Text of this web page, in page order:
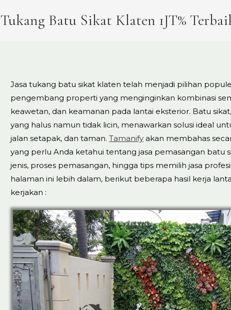
Tukang Batu Sikat Klaten 1JT%
Jasa tukang batu sikat klaten telah menjadi pilihan
pengembang properti yang menginginkan kombinasi
keawetan, dan keamanan pada lantai eksterior. Batu
yang halus namun tidak licin, menawarkan solusi ideal
jalan setapak, dan taman. Tamanify akan membahas
yang perlu Anda ketahui tentang jasa pemasangan batu
jenis, proses pemasangan, hingga tips memilih jasa
halaman ini lebih dalam, berikut beberapa hasil kerja
kerjakan :